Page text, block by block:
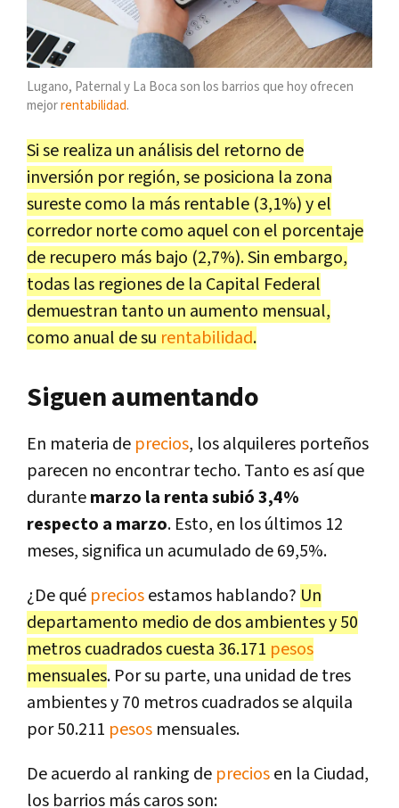
Lugano, Paternal y La Boca son los barrios que hoy ofrecen
mejorrentabilidad.
Si se realiza un análisis del retorno de
inversión por región, se posiciona la zona
sureste como la más rentable (3,1%) y el
corredor norte como aquel con el porcentaje
de recupero más bajo (2,7%). Sin embargo,
todas las regiones de la Capital Federal
demuestran tanto un aumento mensual,
como anual de su rentabilidad.
Siguen aumentando
En materia de precios, los alquileres porteños
parecen no encontrar techo. Tanto es así que
durantemarzo la renta subió 3,4%
respecto a marzo. Esto, en los últimos 12
meses, significa un acumulado de 69,5%.
¿De qué preciosestamos hablando? Un
departamento medio de dos ambientes y 50
metros cuadrados cuesta 36.171 pesos
mensuales. Por su parte, una unidad de tres
ambientes y 70 metros cuadrados se alquila
por 50.211 pesos mensuales.
De acuerdo al ranking de preciosen la Ciudad,
los barrios más caros son: